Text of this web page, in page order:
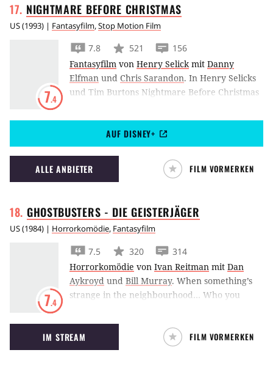
NIGHTMARE BEFORE CHRISTMAS
US(1993) | Fantasyfilm,Stop Motion Film
7.4
7.8 521
156
Fantasyfilm von Henry Selickmit Danny
Elfman und Chris Sarandon. In Henry Selicks
und Tim Burtons Nightmare Before Christmas
Town zu organisieren. Anfangs scheint der
Plan aufzugehen, doch bald stößt Jack auf
Probleme.
AUF DISNEY+
ALLE ANBIETER FILM VORMERKEN
GHOSTBUSTERS - DIEGEISTERJÄGER
US(1984) | Horrorkomödie, Fantasyfilm
7.4
7.5 320
314
Horrorkomödie von Ivan Reitman mit Dan
Aykroyd und Bill Murray. When something’s
strange in the neighbourhood… Who you
IM STREAM FILM VORMERKEN